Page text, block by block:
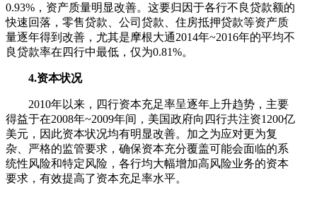
0.93%，资产质量明显改善。这要归因于各行不良贷款额的
快速回落，零售贷款、公司贷款、住房抵押贷款等资产质
量逐年得到改善，尤其是摩根大通2014年~2016年的平均不
良贷款率在四行中最低，仅为0.81%。
4.资本状况
2010年以来，四行资本充足率呈逐年上升趋势，主要
得益于在2008年~2009年间，美国政府向四行共注资1200亿
美元，因此资本状况均有明显改善。加之为应对更为复
杂、严格的监管要求，确保资本充分覆盖可能会面临的系
统性风险和特定风险，各行均大幅增加高风险业务的资本
要求，有效提高了资本充足率水平。